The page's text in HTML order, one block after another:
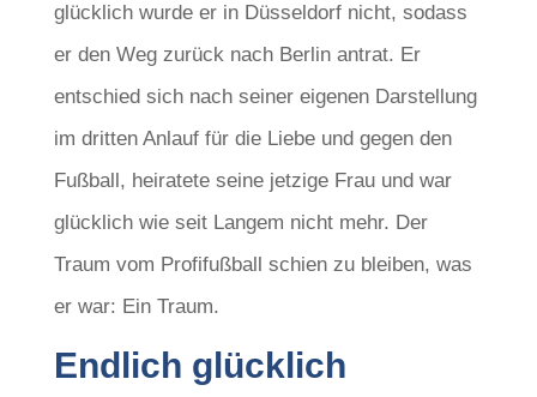
glücklich wurde er in Düsseldorf nicht, sodass
er den Weg zurück nach Berlin antrat. Er
entschied sich nach seiner eigenen Darstellung
im dritten Anlauf für die Liebe und gegen den
Fußball, heiratete seine jetzige Frau und war
glücklich wie seit Langem nicht mehr. Der
Traum vom Profifußball schien zu bleiben, was
er war: Ein Traum.
Endlich glücklich